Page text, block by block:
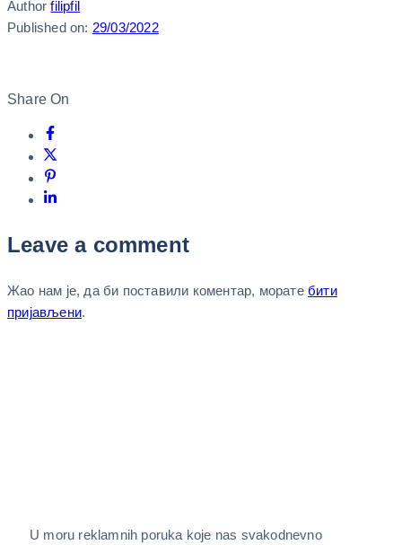
Author filipfil
Published on: 29/03/2022
Share On
Leave a comment
Жао нам је, да би поставили коментар, моратебити
пријављени.
U moru reklamnih poruka koje nas svakodnevno